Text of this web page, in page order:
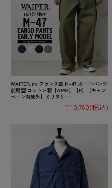
WAIPER.inc フランス軍 M-47 カーゴパンツ
前期型 コットン製【WP93】【R】【キャン
ペーン対象外】ミリタリー
¥10,780(税込)